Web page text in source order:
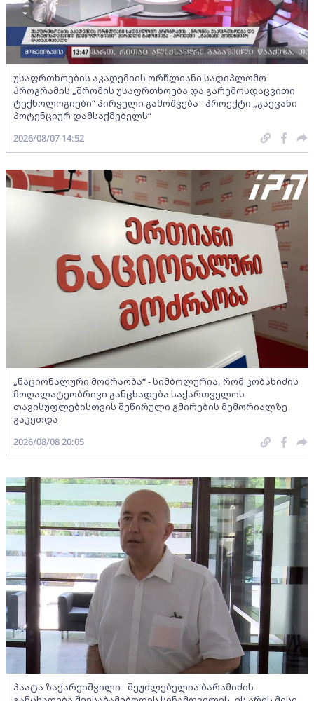
უსაფრთხოების აკადემიის ორწლიანი სადიპლომო
პროგრამის „შრომის უსაფრთხოება და გარემოსდაცვითი
ტექნოლოგიები“ პირველი გამოშვება - პროექტი „გაეცანი
პოტენციურ დამსაქმებელს“
2026/08/07 14:52
„ნაციონალური მოძრაობა“ - სიმბოლურია, რომ კობახიძის
მოღალატეობრივი განცხადება საქართველოს
თავისუფლებისთვის შეწირული გმირების მემორიალზე
გაკეთდა
2026/08/08 20:05
პაატა ზაქარეიშვილი - შეუძლებელია ბარამიძის